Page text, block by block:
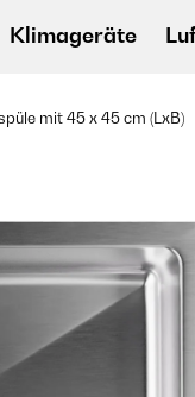
Klimageräte
mit 45 x 45 cm (LxB)